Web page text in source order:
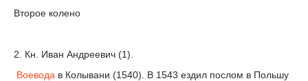
Второе колено
2. Кн. Иван Андреевич (1).
Воевода в Колывани (1540). В 1543 ездил послом в Польшу